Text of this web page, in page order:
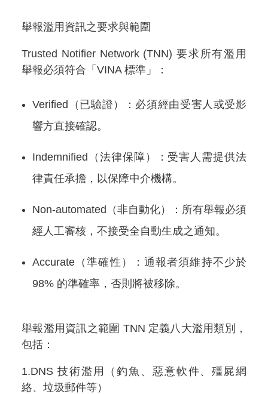
舉報濫用資訊之要求與範圍
Trusted Notifier Network (TNN) 要求所有濫用
舉報必須符合「VINA 標準」：
Verified（已驗證）：必須經由受害人或受影
響方直接確認。
Indemnified（法律保障）：受害人需提供法
律責任承擔，以保障中介機構。
Non-automated（非自動化）：所有舉報必須
經人工審核，不接受全自動生成之通知。
Accurate（準確性）：通報者須維持不少於
98% 的準確率，否則將被移除。
舉報濫用資訊之範圍 TNN 定義八大濫用類別，
包括：
1.DNS 技術濫用（釣魚、惡意軟件、殭屍網
絡、垃圾郵件等）